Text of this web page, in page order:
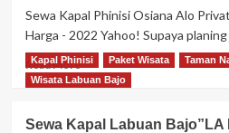
Nasional
2022
–
“MV
Classic
Sewa Kapal Phinisi Osiana Alo
Harga - 2022 Yahoo! Supaya
Read MoreRead
more
Kapal Phinisi Paket Wisata
Taman
Wisata Labuan Bajo
Sewa Kapal Labuan Bajo”LA